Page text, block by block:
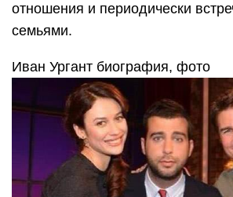
отношения и периодически
семьями.
Иван Ургант биография, фото